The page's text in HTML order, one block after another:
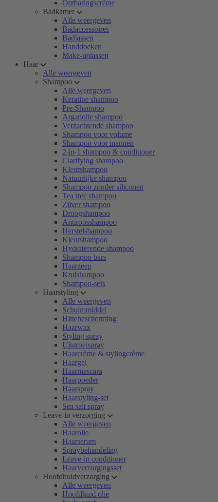
Ontharingscrème
Badkamer
Alle weergeven
Badaccessoires
Badjassen
Handdoeken
Make-uptassen
Haar
Alle weergeven
Shampoo
Alle weergeven
Keratine shampoo
Pre-Shampoo
Arganolie shampoo
Verzachtende shampoo
Shampoo voor volume
Shampoo voor mannen
2-in-1 shampoo & conditioner
Clarifying shampoo
Kleurshampoo
Natuurlijke shampoo
Shampoo zonder siliconen
Tea tree shampoo
Zilver shampoo
Droogshampoo
Antiroosshampoo
Herstelshampoo
Kleurshampoo
Hydraterende shampoo
Shampoo bars
Haarzeep
Krulshampoo
Shampoo-sets
Haarstyling
Alle weergeven
Schuimmiddel
Hittebescherming
Haarwax
Styling spray
Uitgroeispray
Haarcrème & stylingcrème
Haargel
Haarmascara
Haarpoeder
Haarspray
Haarstyling-set
Sea salt spray
Leave-in verzorging
Alle weergeven
Haarolie
Haarserum
Spraybehandeling
Leave-in conditioner
Haarverzorgingsset
Hoofdhuidverzorging
Alle weergeven
Hoofdhuid olie